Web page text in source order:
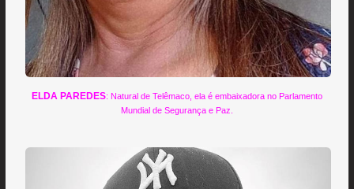
ELDA PAREDES: Natural de Telêmaco, ela é embaixadora no Parlamento
Mundial de Segurança e Paz.